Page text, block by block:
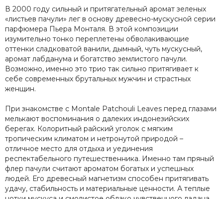
В 2000 году сильный и притягательный аромат зеленых
«листьев пачули» лег в основу древесно-мускусной серии
парфюмера Пьера Монталя. В этой композиции
изумительно тонко переплетены обволакивающие
оттенки сладковатой ванили, дымный, чуть мускусный,
аромат лабданума и богатство землистого пачули.
Возможно, именно это трио так сильно притягивает к
себе современных брутальных мужчин и страстных
женщин.
При знакомстве с Montale Patchouli Leaves перед глазами
мелькают воспоминания о далеких индонезийских
берегах. Колоритный райский уголок с мягким
тропическим климатом и нетронутой природой –
отличное место для отдыха и уединения
респектабельного путешественника. Именно там пряный
флер пачули считают ароматом богатых и успешных
людей. Его древесный магнетизм способен притягивать
удачу, стабильность и материальные ценности. А теплые